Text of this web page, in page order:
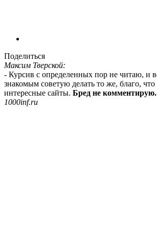
Поделиться
Максим Тверской:
- Курсив с определенных пор не читаю, и
знакомым советую делать то же, благо, что
интересные сайты. Бред не комментирую.
1000inf.ru